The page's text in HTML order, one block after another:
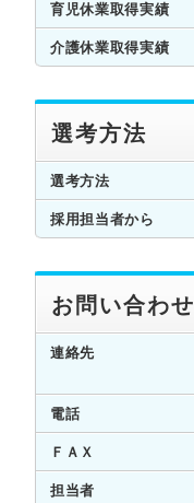
育児休業取得実績
介護休業取得実績
選考方法
選考方法
採用担当者から
お問い合わせ
連絡先
電話
ＦＡＸ
担当者